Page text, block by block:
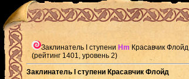
Заклинатель I ступени Hm Красавчик Флойд
(рейтинг 1401, уровень 2)
Заклинатель I ступени Красавчик Флойд